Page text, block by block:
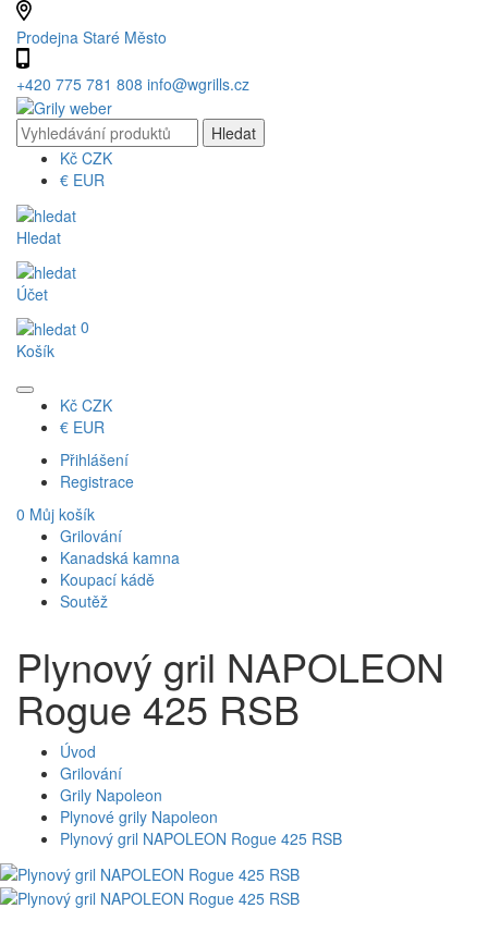
Prodejna Staré Město
+420 775 781 808 info@wgrills.cz
Kč CZK
€ EUR
Hledat
Účet
0
Košík
Kč CZK
€ EUR
Přihlášení
Registrace
0 Můj košík
Grilování
Kanadská kamna
Koupací kádě
Soutěž
Plynový gril NAPOLEON
Rogue 425 RSB
Úvod
Grilování
Grily Napoleon
Plynové grily Napoleon
Plynový gril NAPOLEON Rogue 425 RSB